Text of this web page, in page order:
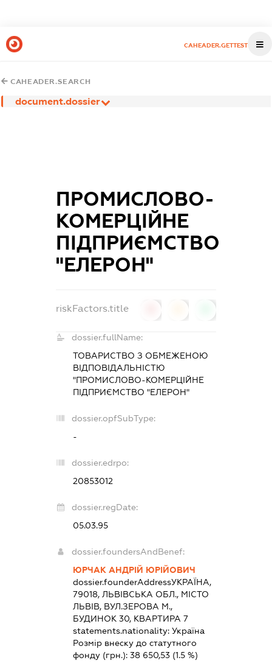
CAHEADER.GETTEST
CAHEADER.SEARCH
document.dossier
ПРОМИСЛОВО-
КОМЕРЦІЙНЕ
ПІДПРИЄМСТВО
"ЕЛЕРОН"
riskFactors.title
dossier.fullName:
ТОВАРИСТВО З ОБМЕЖЕНОЮ
ВІДПОВІДАЛЬНІСТЮ
"ПРОМИСЛОВО-КОМЕРЦІЙНЕ
ПІДПРИЄМСТВО "ЕЛЕРОН"
dossier.opfSubType:
-
dossier.edrpo:
20853012
dossier.regDate:
05.03.95
dossier.foundersAndBenef:
ЮРЧАК АНДРІЙ ЮРІЙОВИЧ
dossier.founderAddressУКРАЇНА,
79018, ЛЬВІВСЬКА ОБЛ., МІСТО
ЛЬВІВ, ВУЛ.ЗЕРОВА М.,
БУДИНОК 30, КВАРТИРА 7
statements.nationality:Україна
Розмір внеску до статутного
фонду (грн.):38 650,53 (1.5 %)